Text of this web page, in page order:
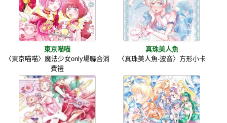
東京喵喵
〈東京喵喵〉魔法少女only場聯合消
費禮
真珠美人魚
〈真珠美人魚-波音〉方形小卡